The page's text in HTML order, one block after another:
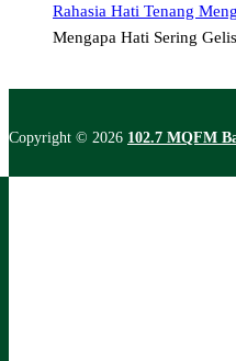
Rahasia Hati Tenang
Mengapa Hati Sering
Copyright © 2026 102.7 MQFM